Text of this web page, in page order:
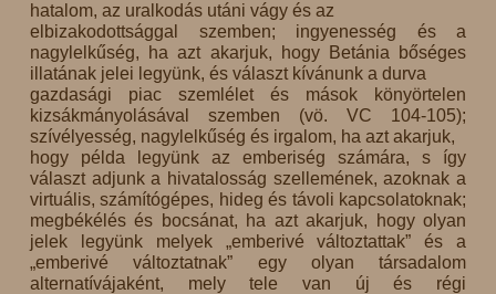
hatalom, az uralkodás utáni vágy és az
elbizakodottsággal szemben; ingyenesség és a
nagylelkűség, ha azt akarjuk, hogy Betánia bőséges
illatának jelei legyünk, és választ kívánunk a durva
gazdasági piac szemlélet és mások könyörtelen
kizsákmányolásával szemben (vö. VC 104-105);
szívélyesség, nagylelkűség és irgalom, ha azt akarjuk,
hogy példa legyünk az emberiség számára, s így
választ adjunk a hivatalosság szellemének, azoknak a
virtuális, számítógépes, hideg és távoli kapcsolatoknak;
megbékélés és bocsánat, ha azt akarjuk, hogy olyan
jelek legyünk melyek „emberivé változtattak” és a
„emberivé változtatnak” egy olyan társadalom
alternatívájaként, mely tele van új és régi